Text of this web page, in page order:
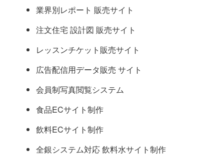
業界別レポート 販売サイト
注文住宅 設計図 販売サイト
レッスンチケット販売サイト
広告配信用データ販売 サイト
会員制写真閲覧システム
食品ECサイト制作
飲料ECサイト制作
全銀システム対応 飲料水サイト制作